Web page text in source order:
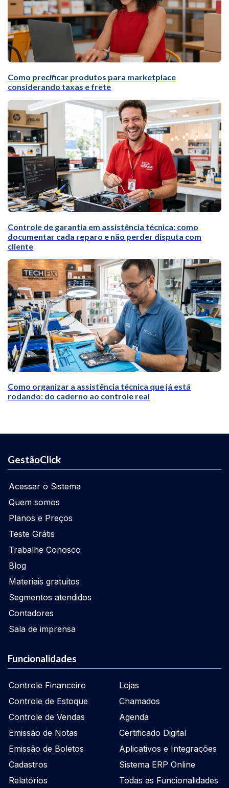
Como precificar produtos para marketplace
considerando taxas e frete
Controle de garantia em assistência técnica: como
documentar cada reparo e não perder disputa com
cliente
Como organizar a assistência técnica que já está
rodando: do caderno ao controle real
GestãoClick
Acessar o Sistema
Quem somos
Planos e Preços
Teste Grátis
Trabalhe Conosco
Blog
Materiais gratuitos
Segmentos atendidos
Contadores
Sala de imprensa
Funcionalidades
Controle Financeiro
Controle de Estoque
Controle de Vendas
Emissão de Notas
Emissão de Boletos
Cadastros
Relatórios
Lojas
Chamados
Agenda
Certificado Digital
Aplicativos e Integrações
Sistema ERP Online
Todas as Funcionalidades